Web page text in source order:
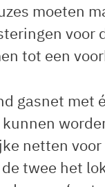
moeten
voor
tot een
gasnet met
netten
twee het